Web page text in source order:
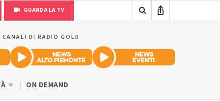
GUARDA LA TV
DI RADIO GOLD
ON DEMAND